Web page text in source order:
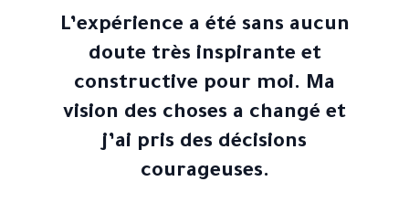
L’expérience a été sans aucun
doute très inspirante et
constructive pour moi. Ma
vision des choses a changé et
j’ai pris des décisions
courageuses.